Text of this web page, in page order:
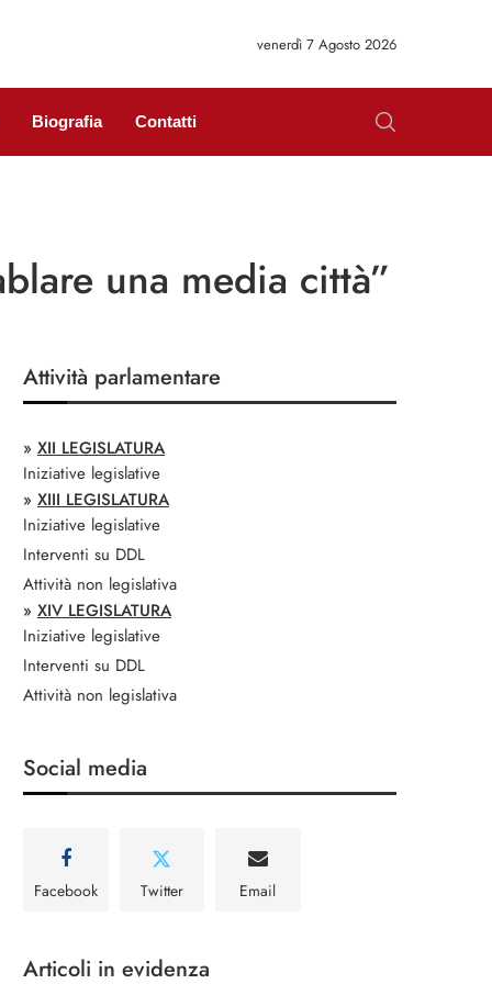
venerdì 7 Agosto 2026
Biografia Contatti
una media città”
Attività parlamentare
» XII LEGISLATURA
Iniziative legislative
» XIII LEGISLATURA
Iniziative legislative
Interventi su DDL
Attività non legislativa
» XIV LEGISLATURA
Iniziative legislative
Interventi su DDL
Attività non legislativa
Social media
Facebook Twitter Email
Articoli in evidenza